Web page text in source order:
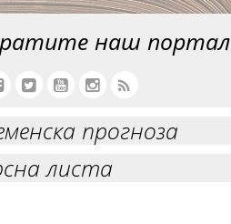
наш портал
прогноза
листа